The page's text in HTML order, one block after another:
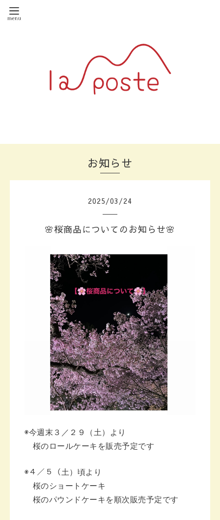
お知らせ
2025/03 /24
🌸桜商品についてのお知らせ🌸
◉今週末３／２９（土）より
桜のロールケーキを販売予定です
◉４／５（土）頃より
桜のショートケーキ
桜のパウンドケーキを順次販売予定です